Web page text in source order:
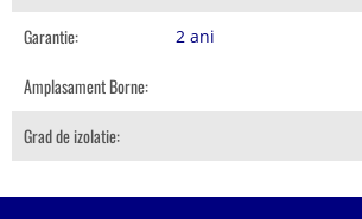
Garantie: 2 ani
Amplasament Borne:
Grad de izolatie: